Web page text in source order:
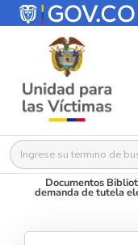
Buscar:
Documentos
demanda de tutela